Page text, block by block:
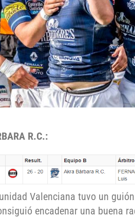
R.C.:
Valenciana tuvo un
encadenar una buena